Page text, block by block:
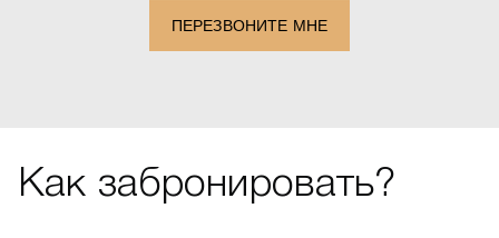
ПЕРЕЗВОНИТЕ МНЕ
Как забронировать?